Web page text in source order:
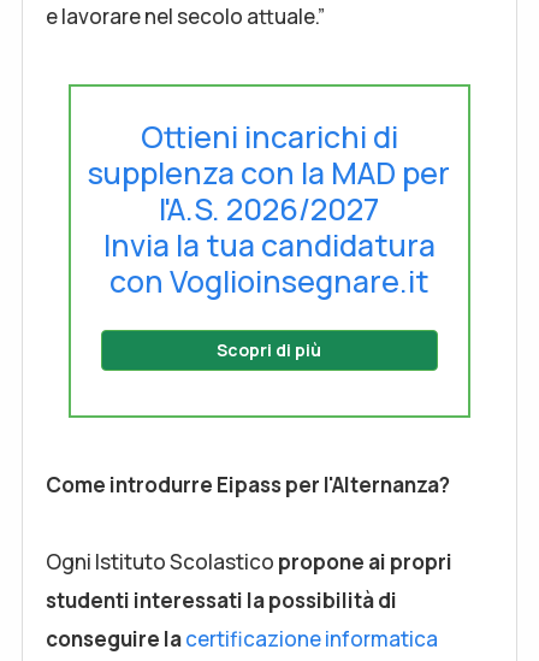
e lavorare nel secolo attuale.”
Ottieni incarichi di
supplenza con la MAD per
l'A.S. 2026/2027
Invia la tua candidatura
con Voglioinsegnare.it
Scopri di più
Come introdurre Eipass per l'Alternanza?
Ogni Istituto Scolastico propone ai propri
studenti interessati la possibilità di
conseguire lacertificazione informatica